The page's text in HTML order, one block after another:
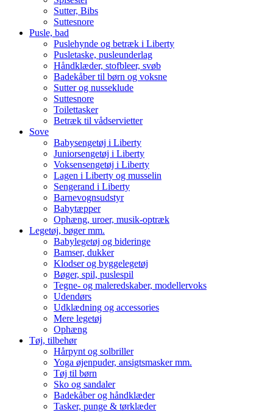
Sutter, Bibs
Suttesnore
Pusle, bad
Puslehynde og betræk i Liberty
Pusletaske, pusleunderlag
Håndklæder, stofbleer, svøb
Badekåber til børn og voksne
Sutter og nusseklude
Suttesnore
Toilettasker
Betræk til vådservietter
Sove
Babysengetøj i Liberty
Juniorsengetøj i Liberty
Voksensengetøj i Liberty
Lagen i Liberty og musselin
Sengerand i Liberty
Barnevognsudstyr
Babytæpper
Ophæng, uroer, musik-optræk
Legetøj, bøger mm.
Babylegetøj og bideringe
Bamser, dukker
Klodser og byggelegetøj
Bøger, spil, puslespil
Tegne- og maleredskaber, modellervoks
Udendørs
Udklædning og accessories
Mere legetøj
Ophæng
Tøj, tilbehør
Hårpynt og solbriller
Yoga øjenpuder, ansigtsmasker mm.
Tøj til børn
Sko og sandaler
Badekåber og håndklæder
Tasker, punge & tørklæder